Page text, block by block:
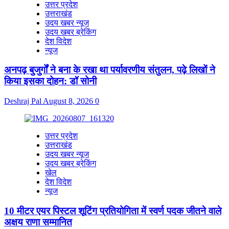
उत्तर प्रदेश
उत्तराखंड
उदय खबर न्यूज
उदय खबर ब्रेकिंग
देश विदेश
न्यूज
अनपढ़ बुजुर्गों ने बना के रखा था पर्यावरणीय संतुलन, पढ़े लिखों ने
किया इसका दोहन: डॉ सोनी
Deshraj Pal August 8, 2026 0
उत्तर प्रदेश
उत्तराखंड
उदय खबर न्यूज
उदय खबर ब्रेकिंग
खेल
देश विदेश
न्यूज
10 मीटर एयर पिस्टल शूटिंग प्रतियोगिता में स्वर्ण पदक जीतने वाले
अक्षय राणा सम्मानित